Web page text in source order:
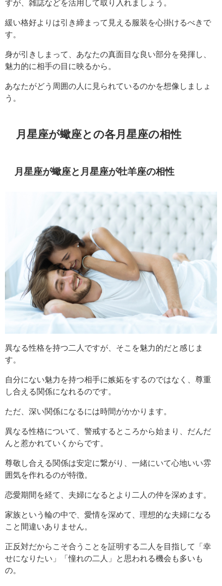
すが、雑誌などを活用して取り入れましょう。
緩い格好よりは引き締まって見える服装を心掛けるべきで
す。
身が引きしまって、あなたの真面目な良い部分を発揮し、
魅力的に相手の目に映るから。
あなたがどう周囲の人に見られているのかを想像しましょ
う。
月星座が蠍座との各月星座の相性
月星座が蠍座と月星座が牡羊座の相性
異なる性格を持つ二人ですが、そこを魅力的だと感じま
す。
自分にない魅力を持つ相手に嫉妬をするのではなく、尊重
し合える関係になれるのです。
ただ、深い関係になるには時間がかかります。
異なる性格について、警戒するところから始まり、だんだ
んと惹かれていくからです。
尊敬し合える関係は安定に繋がり、一緒にいて心地いい雰
囲気を作れるのが特徴。
恋愛期間を経て、夫婦になるとより二人の仲を深めます。
家族という輪の中で、愛情を深めて、理想的な夫婦になる
こと間違いありません。
正反対だからこそ合うことを証明する二人を目指して「幸
せになりたい」「憧れの二人」と思われる機会も多いも
の。